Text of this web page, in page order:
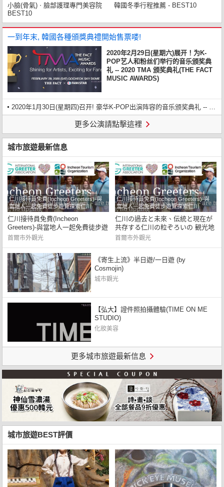
小臉(骨氣)ㆍ臉部護理專門美容院
BEST10
韓國冬季行程推薦 - BEST10
一到年末, 韓國各種頒獎典禮開始售票喽!
2020年2月29日(星期六)展开！为K-
POP艺人和粉丝们举行的音乐颁奖典
礼 -- 2020 TMA 颁奖典礼(THE FACT
MUSIC AWARDS)
2020年1月30日(星期四)召开! 豪华K-POP出演阵容的音乐颁奖典礼 -- 第29届首尔歌谣大赏2020入场券
更多公演請點擊這裡
城市旅遊最新信息
仁川接待員免費(Incheon Greeters‎‎‎‎‎‎‎‎‎‎)-與
當地人一起免費徒步遊覽探索仁川
仁川接待員免費(Incheon
Greeters‎‎‎‎‎‎‎‎‎‎)-與當地人一起免費徒步遊
覽探索仁川
首爾市外觀光
仁川接待員免費(Incheon Greeters‎‎‎‎‎‎‎‎‎‎)-與
當地人一起免費徒步遊覽探索仁川
仁川の過去と未來、伝統と現在が
共存する仁川の粒ぞろいの 観光地
を見て、感じて、體験することが
首爾市外觀光
《寄生上流》半日遊/一日遊 (by
Cosmojin)
城市觀光
【弘大】證件照拍攝體驗(TIME ON ME
STUDIO)
化妝美容
更多城市旅遊最新信息
城市旅遊BEST評價